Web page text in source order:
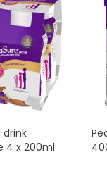
drink
4 x 200ml